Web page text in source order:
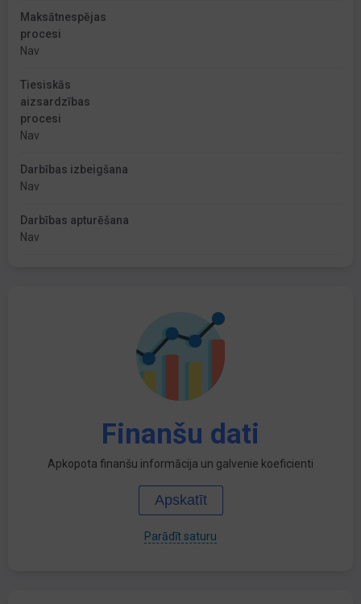
Maksātnespējas
procesi
Nav
Tiesiskās
aizsardzības
procesi
Nav
Darbības izbeigšana
Nav
Darbības apturēšana
Nav
Finanšu dati
Apkopota finanšu informācija un galvenie koeficienti
Apskatīt
Parādīt saturu